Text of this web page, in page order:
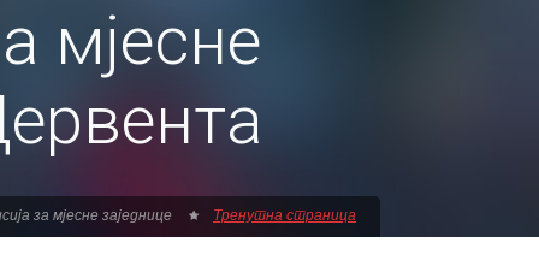
мјесне
за мјесне заједнице Тренутна страница